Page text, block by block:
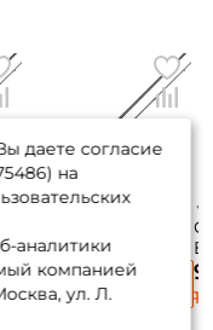
Exceler 274см. 10-
40гр. 180гр. fast /
902MFS
10 785 ₽
14 380 ₽
9
даете согласие
на
аналитики
компанией
ул. Л.